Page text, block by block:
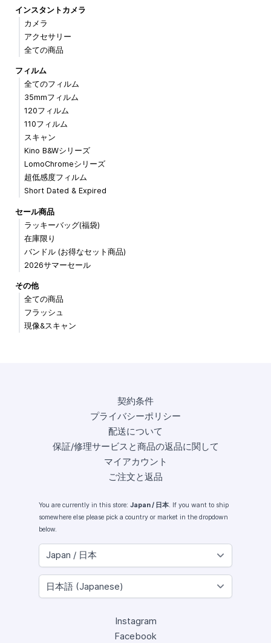
インスタントカメラ
カメラ
アクセサリー
全ての商品
フィルム
全てのフィルム
35mmフィルム
120フィルム
110フィルム
スキャン
Kino B&Wシリーズ
LomoChromeシリーズ
超低感度フィルム
Short Dated & Expired
セール商品
ラッキーバッグ(福袋)
在庫限り
バンドル (お得なセット商品)
2026サマーセール
その他
全ての商品
フラッシュ
現像&スキャン
契約条件
プライバシーポリシー
配送について
保証/修理サービスと商品の返品に関して
マイアカウント
ご注文と返品
You are currently in this store: Japan / 日本. If you want to ship
somewhere else please pick a country or market in the dropdown
below.
Instagram
Facebook